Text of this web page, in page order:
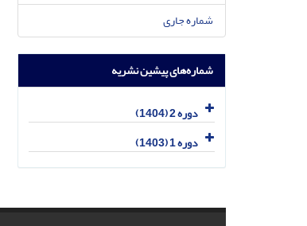
شماره جاری
شماره‌های پیشین نشریه
دوره 2 (1404)
دوره 1 (1403)